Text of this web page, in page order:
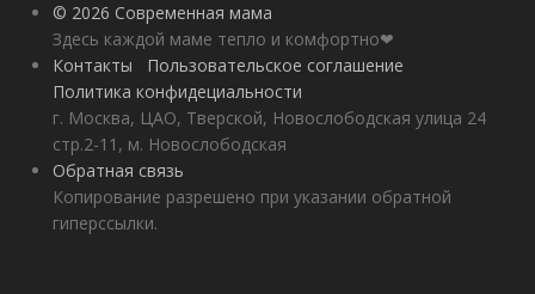
© 2026 Современная мама
Здесь каждой маме тепло и комфортно❤
Контакты
Пользовательское соглашение
Политика конфидециальности
г. Москва, ЦАО, Тверской, Новослободская улица 24
стр.2-11, м. Новослободская
Обратная связь
Копирование разрешено при указании обратной
гиперссылки.